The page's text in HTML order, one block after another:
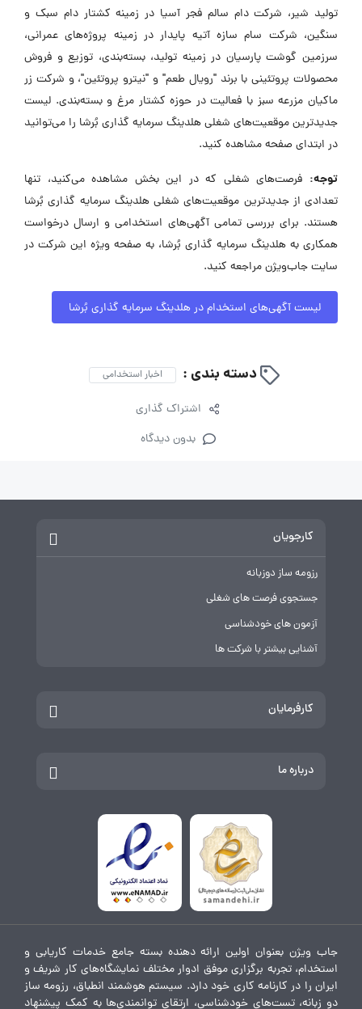
تولید شیر، شرکت دام سالم فجر آسیا در زمینه کشتار دام سبک و
سنگین، شرکت سام سازه آتیه پایدار در زمینه پروژه‌های عمرانی،
سرزمین گوشت پارسیان در زمینه تولید، بسته‌بندی، توزیع و فروش
محصولات پروتئینی با برند "رویال طعم" و "نیترو پروتئین"، و شرکت زر
ماکیان مزرعه سبز با فعالیت در حوزه کشتار مرغ و بسته‌بندی. لیست
جدیدترین موقعیت‌های شغلی هلدینگ سرمایه گذاری بُرشا را می‌توانید
در ابتدای صفحه مشاهده کنید.
توجه: فرصت‌های شغلی که در این بخش مشاهده می‌کنید، تنها
تعدادی از جدیدترین موقعیت‌های شغلی هلدینگ سرمایه گذاری بُرشا
هستند. برای بررسی تمامی آگهی‌های استخدامی و ارسال درخواست
همکاری به هلدینگ سرمایه گذاری بُرشا، به صفحه ویژه این شرکت در
سایت جاب‌ویژن مراجعه کنید.
لیست آگهی‌های استخدام در هلدینگ سرمایه گذاری بُرشا
دسته بندی : اخبار استخدامی
اشتراک گذاری
بدون دیدگاه
کارجویان
رزومه ساز دوزبانه
جستجوی فرصت های شغلی
آزمون های خودشناسی
آشنایی بیشتر با شرکت ها
کارفرمایان
درباره ما
جاب ویژن بعنوان اولین ارائه دهنده بسته جامع خدمات کاریابی و
استخدام، تجربه برگزاری موفق ادوار مختلف نمایشگاه‌های کار شریف و
ایران را در کارنامه کاری خود دارد. سیستم هوشمند انطباق، رزومه ساز
دو زبانه، تست‌های خودشناسی، ارتقای توانمندی‌ها به کمک پیشنهاد